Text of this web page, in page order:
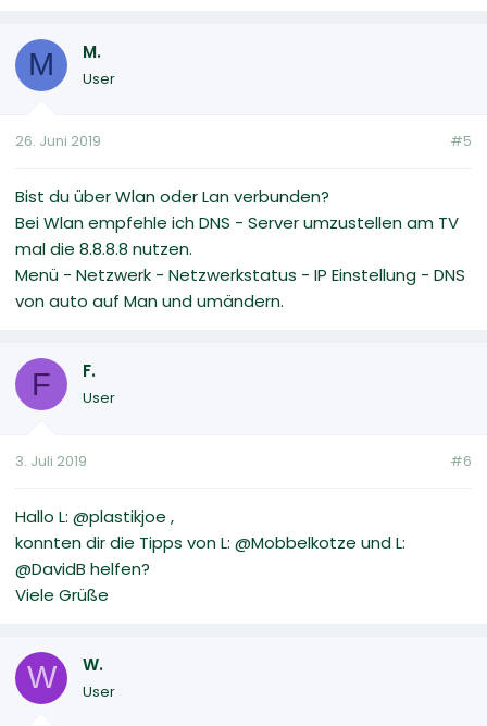
M M.
User
26. Juni 2019 #5
Bist du über Wlan oder Lan verbunden?
Bei Wlan empfehle ich DNS - Server umzustellen am TV
mal die 8.8.8.8 nutzen.
Menü - Netzwerk - Netzwerkstatus - IP Einstellung - DNS
von auto auf Man und umändern.
F F.
User
3. Juli 2019 #6
Hallo L: @plastikjoe ,
konnten dir die Tipps von L: @Mobbelkotze und L:
@DavidB helfen?
Viele Grüße
W W.
User